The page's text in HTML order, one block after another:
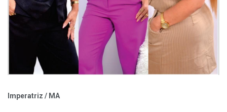
Imperatriz / MA